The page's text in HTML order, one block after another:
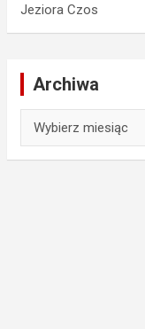
Jeziora Czos
Archiwa